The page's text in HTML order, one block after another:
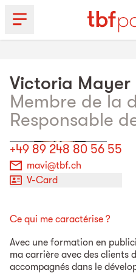
Victoria Mayer
Membre de la
Responsable
+49 89 248 80 56 55
mavi@tbf.ch
V-Card
Ce qui me caractérise ?
Avec une formation en
ma carrière avec des clients
accompagnés dans le